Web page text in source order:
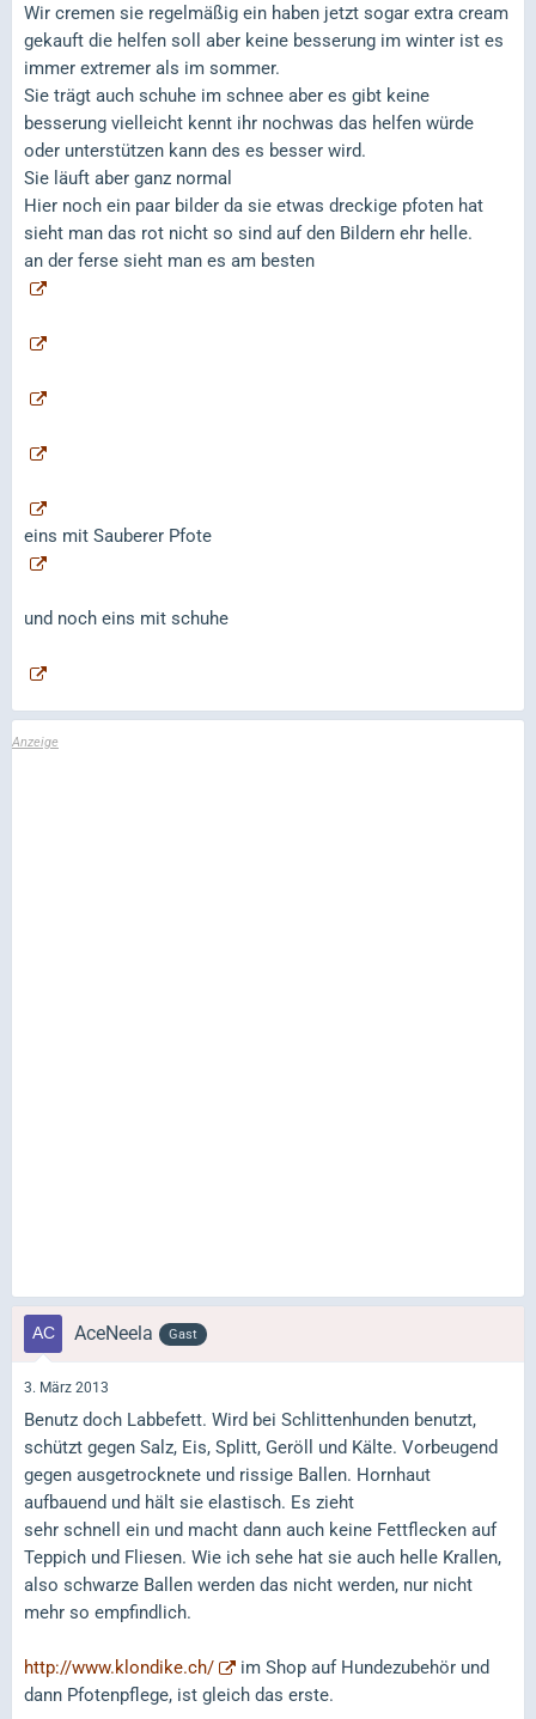
Wir cremen sie regelmäßig ein haben jetzt sogar extra cream
gekauft die helfen soll aber keine besserung im winter ist es
immer extremer als im sommer.
Sie trägt auch schuhe im schnee aber es gibt keine
besserung vielleicht kennt ihr nochwas das helfen würde
oder unterstützen kann des es besser wird.
Sie läuft aber ganz normal
Hier noch ein paar bilder da sie etwas dreckige pfoten hat
sieht man das rot nicht so sind auf den Bildern ehr helle.
an der ferse sieht man es am besten
eins mit Sauberer Pfote
und noch eins mit schuhe
AceNeela Gast
3. März 2013
Benutz doch Labbefett. Wird bei Schlittenhunden benutzt,
schützt gegen Salz, Eis, Splitt, Geröll und Kälte. Vorbeugend
gegen ausgetrocknete und rissige Ballen. Hornhaut
aufbauend und hält sie elastisch. Es zieht
sehr schnell ein und macht dann auch keine Fettflecken auf
Teppich und Fliesen. Wie ich sehe hat sie auch helle Krallen,
also schwarze Ballen werden das nicht werden, nur nicht
mehr so empfindlich.
http://www.klondike.ch/
im Shop auf Hundezubehör und
dann Pfotenpflege, ist gleich das erste.